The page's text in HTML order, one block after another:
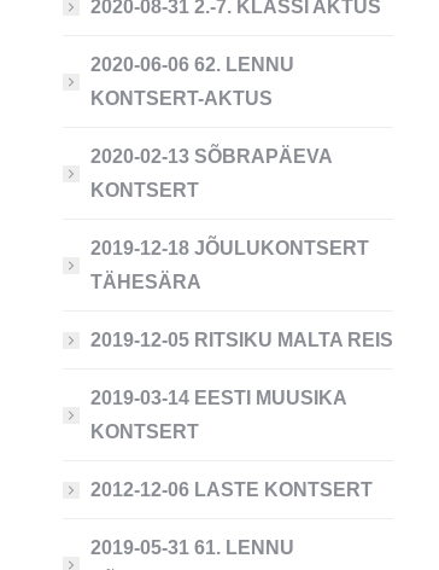
2020-08-31 2.-7. KLASSI AKTUS
2020-06-06 62. LENNU
KONTSERT-AKTUS
2020-02-13 SÕBRAPÄEVA
KONTSERT
2019-12-18 JÕULUKONTSERT
TÄHESÄRA
2019-12-05 RITSIKU MALTA REIS
2019-03-14 EESTI MUUSIKA
KONTSERT
2012-12-06 LASTE KONTSERT
2019-05-31 61. LENNU